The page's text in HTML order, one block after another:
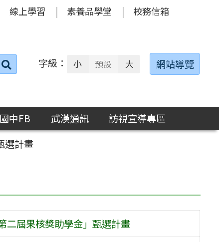
線上學習 素養品學堂 校務信箱
搜
字級： 小 預設 大 網站導覽
中FB 武漢通訊
訪視宣導專區
選計畫
二屆果核獎助學金」甄選計畫